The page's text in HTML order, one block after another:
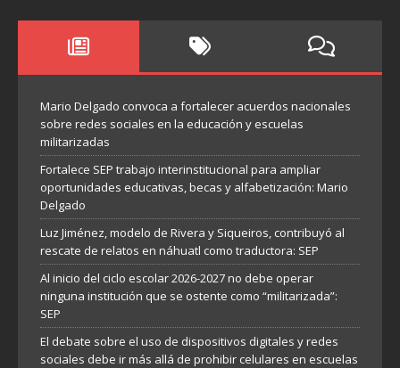
Mario Delgado convoca a fortalecer acuerdos nacionales
sobre redes sociales en la educación y escuelas
militarizadas
Fortalece SEP trabajo interinstitucional para ampliar
oportunidades educativas, becas y alfabetización: Mario
Delgado
Luz Jiménez, modelo de Rivera y Siqueiros, contribuyó al
rescate de relatos en náhuatl como traductora: SEP
Al inicio del ciclo escolar 2026-2027 no debe operar
ninguna institución que se ostente como “militarizada”:
SEP
El debate sobre el uso de dispositivos digitales y redes
sociales debe ir más allá de prohibir celulares en escuelas